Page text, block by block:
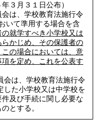
３月３１日公布）
は、学校教育法施行令
いて準用する場合を含
就学すべき小学校又は
かじめ、その保護者の
の場合においては、意
を定め、これを公表す
は、学校教育法施行令
した小学校又は中学校を
及び手続に関し必要な
とする。